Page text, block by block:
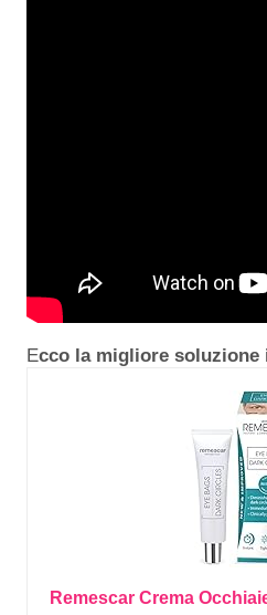
Ecco la migliore soluzione
Remescar Crema